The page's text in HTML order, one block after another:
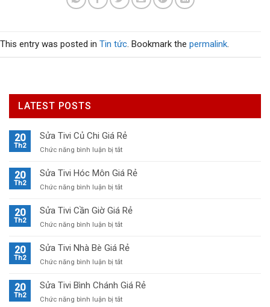
This entry was posted in Tin tức. Bookmark the permalink.
LATEST POSTS
20
Th2
Sửa Tivi Củ Chi Giá Rẻ
Chức năng bình luận bị tắtở
Tivi
Chi
Rẻ
20
Th2
Sửa Tivi Hóc Môn Giá Rẻ
Chức năng bình luận bị tắtở
Tivi
Môn
Rẻ
20
Th2
Sửa Tivi Cần Giờ Giá Rẻ
Chức năng bình luận bị tắtở
Tivi
Giờ
Rẻ
20
Th2
Sửa Tivi Nhà Bè Giá Rẻ
Chức năng bình luận bị tắtở
Tivi
Bè
20
Th2
Sửa Tivi Bình Chánh Giá Rẻ
Chức năng bình luận bị tắtở